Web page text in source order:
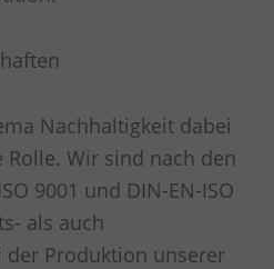
Nachhaltigkeit dabei
Wir sind nach den
9001 und DIN-EN-ISO
als auch
Produktion unserer